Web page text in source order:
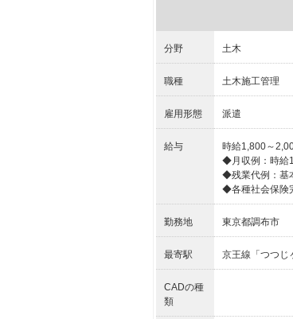
分野 土木
職種 土木施工管理
雇用形態 派遣
給与
時給1,800～
◆月収例：時給
◆残業代例：基
◆各種社会保険
勤務地 東京都調布市
最寄駅 京王線「つつじ
CADの種
類